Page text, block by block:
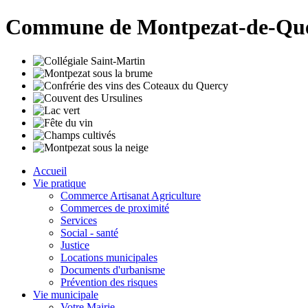
Commune de Montpezat-de-
Accueil
Vie pratique
Commerce Artisanat Agriculture
Commerces de proximité
Services
Social - santé
Justice
Locations municipales
Documents d'urbanisme
Prévention des risques
Vie municipale